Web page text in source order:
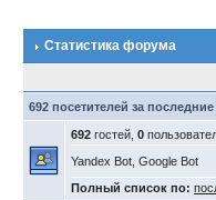
Статистика форума
692 посетителей за
692 гостей,0
Yandex Bot, Google Bot
Полный список по: